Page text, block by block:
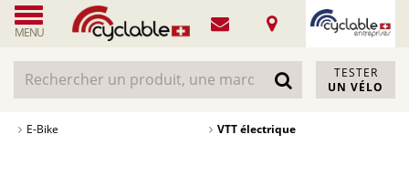
MENU
TESTER
UN VÉLO
E-Bike VTT électrique